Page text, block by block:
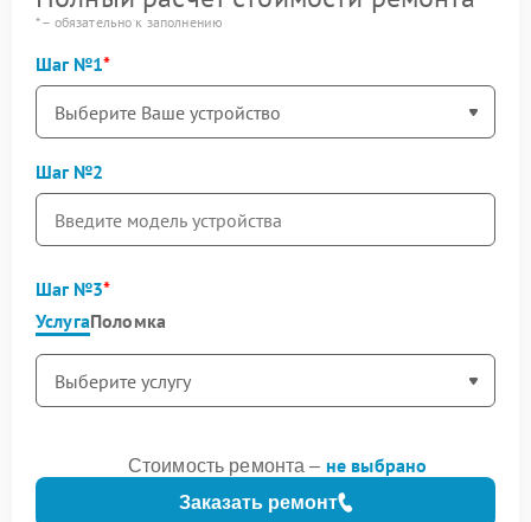
* – обязательно к заполнению
Шаг №1
Шаг №2
Шаг №3
УслугаПоломка
Заказать ремонт
Стоимость ремонта – не выбрано